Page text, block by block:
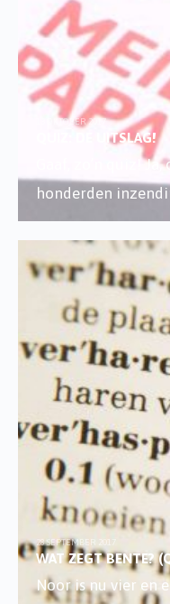
13 OKTOBER 2017
QUIZ: DE UITSLAG!
Gaaf, zo’n quiz!
honderden
28 SEPTEMBER 2017
WAT ZEGT BENTE?
Noor is nu vier en